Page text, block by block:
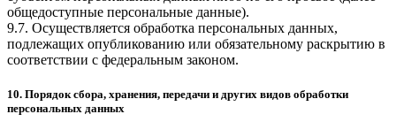
общедоступные персональные данные).
9.7. Осуществляется обработка персональных данных,
подлежащих опубликованию или обязательному раскрытию в
соответствии с федеральным законом.
10. Порядок сбора, хранения, передачи и других видов обработки
персональных данных